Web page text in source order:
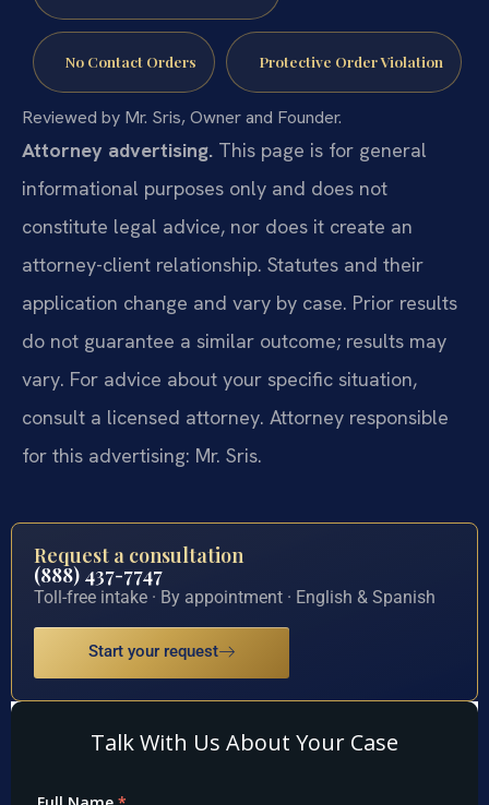
No Contact Orders Protective Order Violation
Reviewed by Mr. Sris, Owner and Founder.
Attorney advertising. This page is for general
informational purposes only and does not
constitute legal advice, nor does it create an
attorney-client relationship. Statutes and their
application change and vary by case. Prior results
do not guarantee a similar outcome; results may
vary. For advice about your specific situation,
consult a licensed attorney. Attorney responsible
for this advertising: Mr. Sris.
Request a consultation
(888) 437-7747
Toll-free intake · By appointment · English & Spanish
Start your request